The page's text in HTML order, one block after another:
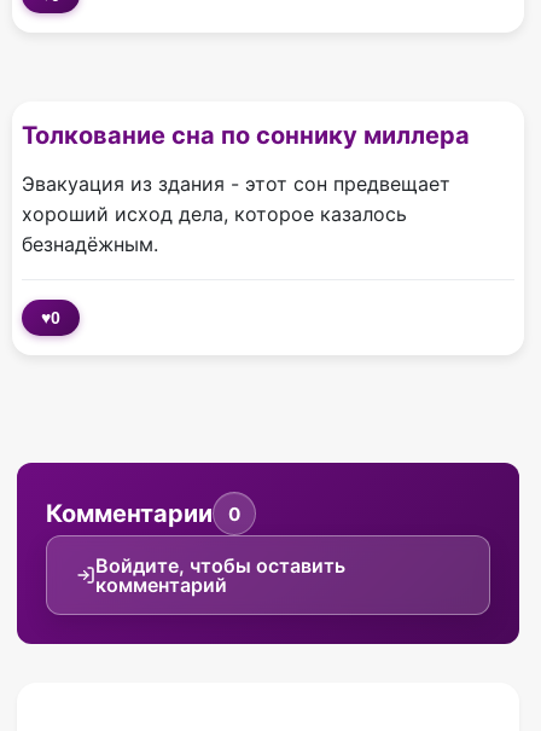
Толкование сна по соннику миллера
Эвакуация из здания - этот сон предвещает
хороший исход дела, которое казалось
безнадёжным.
♥0
Комментарии 0
Войдите, чтобы оставить
комментарий